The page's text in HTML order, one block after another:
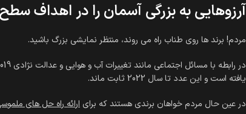
آرزوهایی به بزرگی آسمان را در اهداف
مردم! برند ها روی طناب راه می روند، منتظر نمایشی بزرگ باشید.
یافته است و این عدد تا سال 2022 ثابت ماند.
در عین حال مردم خواهان برندی هستند که برای ارائه راه حل های